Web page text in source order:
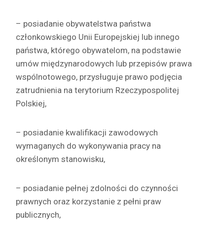
– posiadanie obywatelstwa państwa
członkowskiego Unii Europejskiej lub innego
państwa, którego obywatelom, na podstawie
umów międzynarodowych lub przepisów prawa
wspólnotowego, przysługuje prawo podjęcia
zatrudnienia na terytorium Rzeczypospolitej
Polskiej,
– posiadanie kwalifikacji zawodowych
wymaganych do wykonywania pracy na
określonym stanowisku,
– posiadanie pełnej zdolności do czynności
prawnych oraz korzystanie z pełni praw
publicznych,